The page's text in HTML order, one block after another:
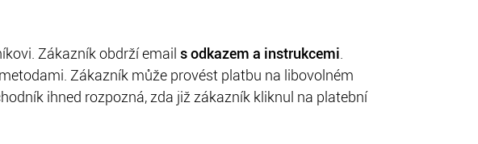
Zákazník obdrží email s odkazem a instrukcemi
Zákazník může provést platbu na libovolném
ihned rozpozná, zda již zákazník kliknul na platební